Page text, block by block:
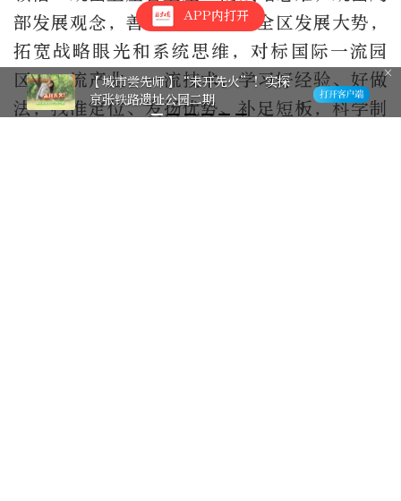
部发展观念，善于着眼和分析全区发展大势，
拓宽战略眼光和系统思维，对标国际一流园
区、一流产业、一流技术，学习好经验、好做
法，找准定位、发扬优势、补足短板，科学制
APP内打开